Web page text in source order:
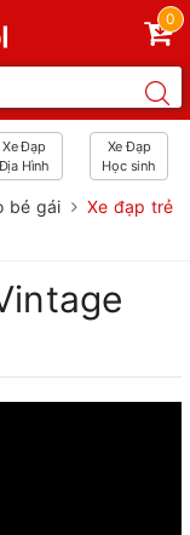
0
Xe Đạp
Hình
Xe Đạp
Học sinh
bé gái
Xe đạp trẻ